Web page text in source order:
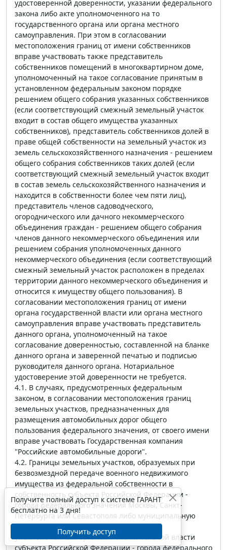
удостоверенной доверенности, указании федерального
закона либо акте уполномоченного на то
государственного органа или органа местного
самоуправления. При этом в согласовании
местоположения границ от имени собственников
вправе участвовать также представитель
собственников помещений в многоквартирном доме,
уполномоченный на такое согласование принятым в
установленном федеральным законом порядке
решением общего собрания указанных собственников
(если соответствующий смежный земельный участок
входит в состав общего имущества указанных
собственников), представитель собственников долей в
праве общей собственности на земельный участок из
земель сельскохозяйственного назначения - решением
общего собрания собственников таких долей (если
соответствующий смежный земельный участок входит
в состав земель сельскохозяйственного назначения и
находится в собственности более чем пяти лиц),
представитель членов садоводческого,
огороднического или дачного некоммерческого
объединения граждан - решением общего собрания
членов данного некоммерческого объединения или
решением собрания уполномоченных данного
некоммерческого объединения (если соответствующий
смежный земельный участок расположен в пределах
территории данного некоммерческого объединения и
относится к имуществу общего пользования). В
согласовании местоположения границ от имени
органа государственной власти или органа местного
самоуправления вправе участвовать представитель
данного органа, уполномоченный на такое
согласование доверенностью, составленной на бланке
данного органа и заверенной печатью и подписью
руководителя данного органа. Нотариальное
удостоверение этой доверенности не требуется.
4.1. В случаях, предусмотренных федеральным
законом, в согласовании местоположения границ
земельных участков, предназначенных для
размещения автомобильных дорог общего
пользования федерального значения, от своего имени
вправе участвовать Государственная компания
"Российские автомобильные дороги".
4.2. Границы земельных участков, образуемых при
безвозмездной передаче военного недвижимого
имущества из федеральной собственности в
собственность субъекта Российской Федерации -
города федерального значения Москвы, Санкт-
Петербурга или Севастополя либо муниципальную
собственность, подлежат согласованию с
уполномоченным органом исполнительной власти
субъекта Российской Федерации - города федерального
Получите полный доступ к системе ГАРАНТ
бесплатно на 3 дня!
Получить доступ